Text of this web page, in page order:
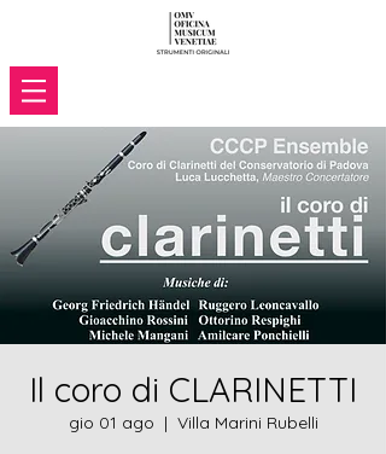
Il coro di CLARINETTI
gio 01 ago
  |
Villa Marini Rubelli